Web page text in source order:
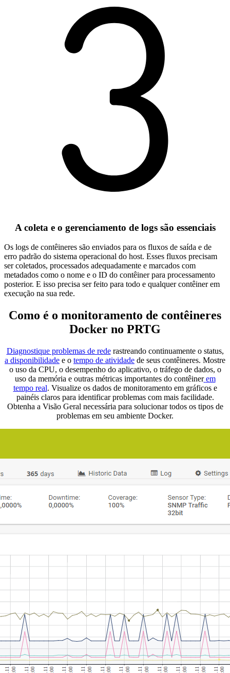
A coleta e o gerenciamento de logs são essenciais
Os logs de contêineres são enviados para os fluxos de saída e de
erro padrão do sistema operacional do host. Esses fluxos precisam
ser coletados, processados adequadamente e marcados com
metadados como o nome e o ID do contêiner para processamento
posterior. E isso precisa ser feito para todo e qualquer contêiner em
execução na sua rede.
Como é o monitoramento de contêineres
Docker no PRTG
Diagnostique problemas de rederastreando continuamente o status,
a disponibilidade e o tempo de atividade de seus contêineres. Mostre
o uso da CPU, o desempenho do aplicativo, o tráfego de dados, o
uso da memória e outras métricas importantes do contêiner em
tempo real. Visualize os dados de monitoramento em gráficos e
painéis claros para identificar problemas com mais facilidade.
Obtenha a Visão Geral necessária para solucionar todos os tipos de
problemas em seu ambiente Docker.